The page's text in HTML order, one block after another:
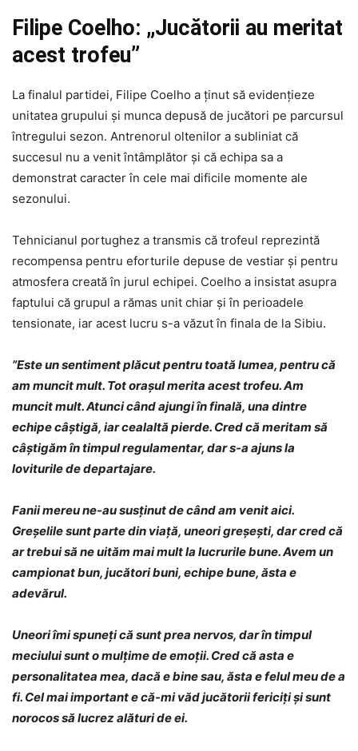
Filipe Coelho: „Jucătorii au meritat
acest trofeu”
La finalul partidei, Filipe Coelho a ținut să evidențieze
unitatea grupului și munca depusă de jucători pe parcursul
întregului sezon. Antrenorul oltenilor a subliniat că
succesul nu a venit întâmplător și că echipa sa a
demonstrat caracter în cele mai dificile momente ale
sezonului.
Tehnicianul portughez a transmis că trofeul reprezintă
recompensa pentru eforturile depuse de vestiar și pentru
atmosfera creată în jurul echipei. Coelho a insistat asupra
faptului că grupul a rămas unit chiar și în perioadele
tensionate, iar acest lucru s-a văzut în finala de la Sibiu.
”Este un sentiment plăcut pentru toată lumea, pentru că
am muncit mult. Tot orașul merita acest trofeu. Am
muncit mult. Atunci când ajungi în finală, una dintre
echipe câștigă, iar cealaltă pierde. Cred că meritam să
câștigăm în timpul regulamentar, dar s-a ajuns la
loviturile de departajare.
Fanii mereu ne-au susținut de când am venit aici.
Greșelile sunt parte din viață, uneori greșești, dar cred că
ar trebui să ne uităm mai mult la lucrurile bune. Avem un
campionat bun, jucători buni, echipe bune, ăsta e
adevărul.
Uneori îmi spuneți că sunt prea nervos, dar în timpul
meciului sunt o mulțime de emoții. Cred că asta e
personalitatea mea, dacă e bine sau, ăsta e felul meu de a
fi. Cel mai important e că-mi văd jucătorii fericiți și sunt
norocos să lucrez alături de ei.